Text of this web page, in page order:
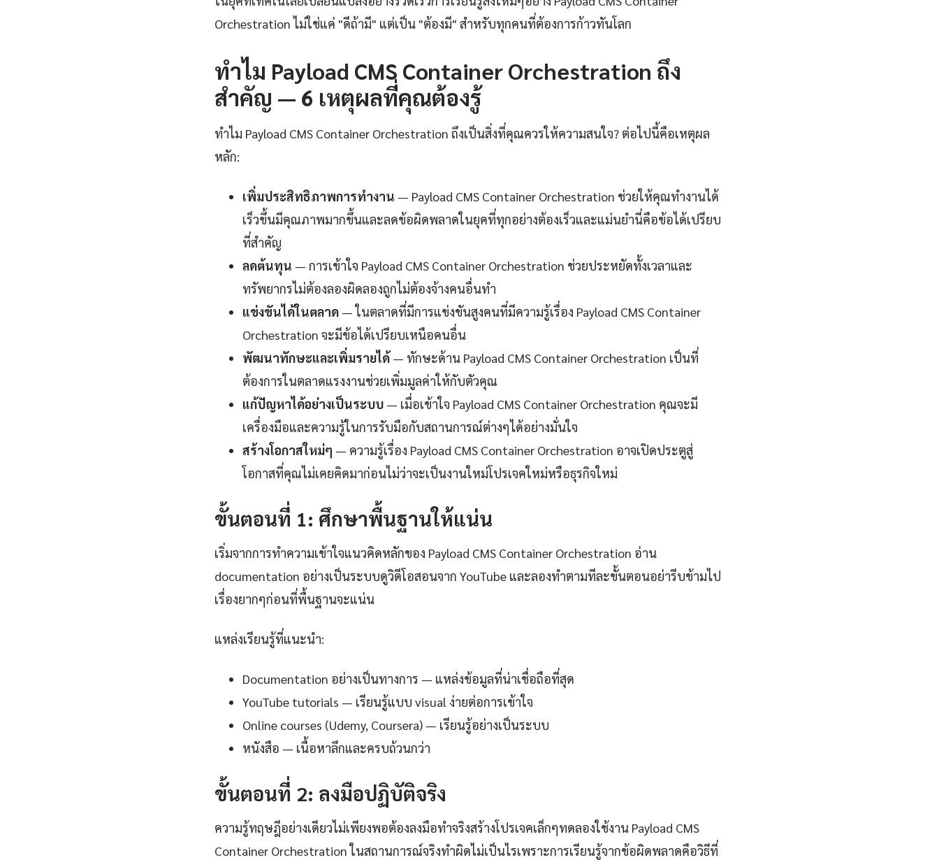
Orchestration ไม่ใช่แค่ "ดีถ้ามี" แต่เป็น "ต้องมี" สำหรับทุกคนที่ต้องการก้าวทันโลก
ทำไม Payload CMS Container Orchestration ถึง
สำคัญ — 6 เหตุผลที่คุณต้องรู้
ทำไม Payload CMS Container Orchestration ถึงเป็นสิ่งที่คุณควรให้ความสนใจ? ต่อไปนี้คือเหตุผล
หลัก:
เพิ่มประสิทธิภาพการทำงาน — Payload CMS Container Orchestration ช่วยให้คุณทำงานได้
เร็วขึ้นมีคุณภาพมากขึ้นและลดข้อผิดพลาดในยุคที่ทุกอย่างต้องเร็วและแม่นยำนี่คือข้อได้เปรียบ
ที่สำคัญ
ลดต้นทุน — การเข้าใจ Payload CMS Container Orchestration ช่วยประหยัดทั้งเวลาและ
ทรัพยากรไม่ต้องลองผิดลองถูกไม่ต้องจ้างคนอื่นทำ
แข่งขันได้ในตลาด — ในตลาดที่มีการแข่งขันสูงคนที่มีความรู้เรื่อง Payload CMS Container
Orchestration จะมีข้อได้เปรียบเหนือคนอื่น
พัฒนาทักษะและเพิ่มรายได้— ทักษะด้าน Payload CMS Container Orchestration เป็นที่
ต้องการในตลาดแรงงานช่วยเพิ่มมูลค่าให้กับตัวคุณ
แก้ปัญหาได้อย่างเป็นระบบ — เมื่อเข้าใจ Payload CMS Container Orchestration คุณจะมี
เครื่องมือและความรู้ในการรับมือกับสถานการณ์ต่างๆได้อย่างมั่นใจ
สร้างโอกาสใหม่ๆ — ความรู้เรื่อง Payload CMS Container Orchestration อาจเปิดประตูสู่
โอกาสที่คุณไม่เคยคิดมาก่อนไม่ว่าจะเป็นงานใหม่โปรเจคใหม่หรือธุรกิจใหม่
ขั้นตอนที่ 1: ศึกษาพื้นฐานให้แน่น
เริ่มจากการทำความเข้าใจแนวคิดหลักของ Payload CMS Container Orchestration อ่าน
documentation อย่างเป็นระบบดูวิดีโอสอนจาก YouTube และลองทำตามทีละขั้นตอนอย่ารีบข้ามไป
เรื่องยากๆก่อนที่พื้นฐานจะแน่น
แหล่งเรียนรู้ที่แนะนำ:
Documentation อย่างเป็นทางการ — แหล่งข้อมูลที่น่าเชื่อถือที่สุด
YouTube tutorials — เรียนรู้แบบ visual ง่ายต่อการเข้าใจ
Online courses (Udemy, Coursera) — เรียนรู้อย่างเป็นระบบ
หนังสือ — เนื้อหาลึกและครบถ้วนกว่า
ขั้นตอนที่ 2: ลงมือปฏิบัติจริง
ความรู้ทฤษฎีอย่างเดียวไม่เพียงพอต้องลงมือทำจริงสร้างโปรเจคเล็กๆทดลองใช้งาน Payload CMS
Container Orchestration ในสถานการณ์จริงทำผิดไม่เป็นไรเพราะการเรียนรู้จากข้อผิดพลาดคือวิธีที่